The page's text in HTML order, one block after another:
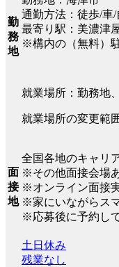
勤
務
地
通勤方法：徒歩/車
最寄り駅：美濃津
※構内の（無料）
就業場所：勤務地
就業場所の変更範
面
接
地
全国各地のキャリ
※その他面接会場
※オンライン面接
※家にいながらス
※応募後に予約し
土日休み
残業なし